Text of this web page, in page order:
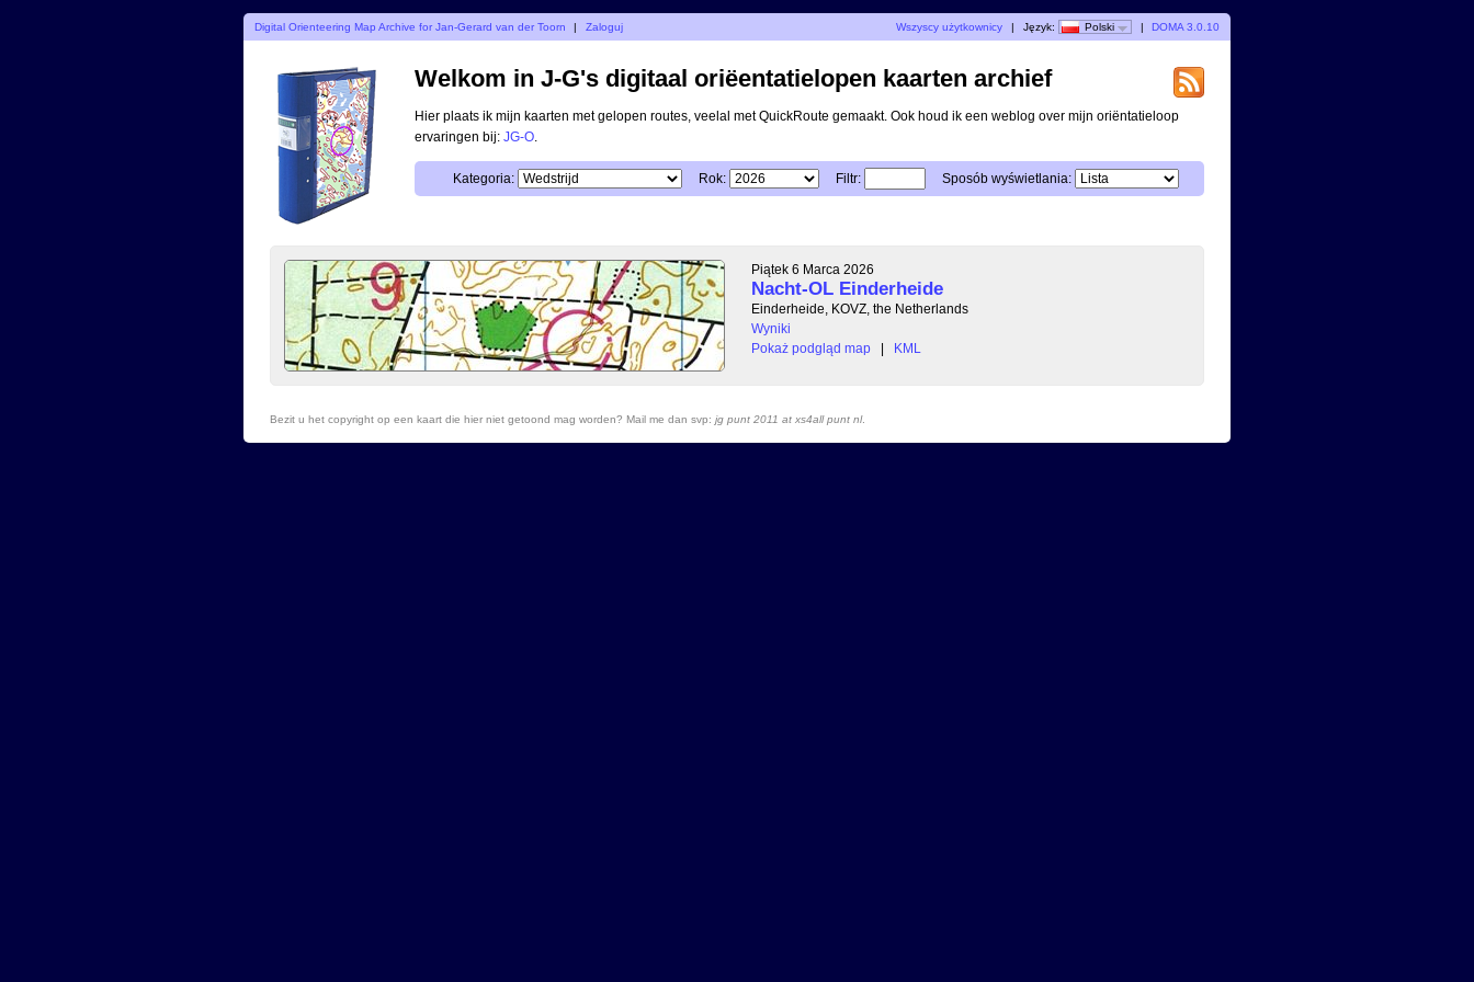
Digital Orienteering Map Archive for Jan-Gerard van der Toorn | Zaloguj Wszyscy użytkownicy | Język: Polski | DOMA 3.0.10
Welkom in J-G's digitaal oriëentatielopen kaarten archief
Hier plaats ik mijn kaarten met gelopen routes, veelal met QuickRoute gemaakt. Ook houd ik een weblog over mijn oriëntatieloop
ervaringen bij: JG-O
Kategoria: Rok: Filtr: Sposób wyświetlania:
Piątek 6 Marca 2026
Nacht-OL Einderheide
Einderheide, KOVZ, the Netherlands
Wyniki
Pokaż podgląd map
| KML
Bezit u het copyright op een kaart die hier niet getoond mag worden? Mail me dan svp: jg punt 2011 at xs4all punt nl.